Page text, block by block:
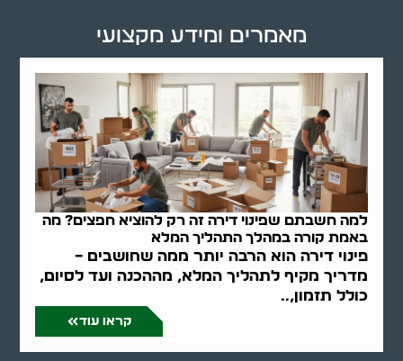
למה חשבתם שפינוי דירה זה רק להוציא חפצים? מה
באמת קורה במהלך התהליך המלא
פינוי דירה הוא הרבה יותר ממה שחושבים –
מדריך מקיף לתהליך המלא, מההכנה ועד לסיום,
כולל תזמון,..
קראו עוד
מאמרים ומידע מקצועי